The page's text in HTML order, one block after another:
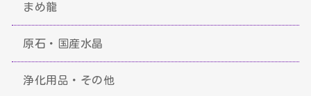
まめ龍
原石・国産水晶
浄化用品・その他